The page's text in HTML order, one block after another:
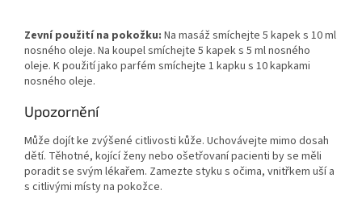
Zevní použití na pokožku: Na masáž smíchejte 5 kapek s 10 ml
nosného oleje. Na koupel smíchejte 5 kapek s 5 ml nosného
oleje. K použití jako parfém smíchejte 1 kapku s 10 kapkami
nosného oleje.
Upozornění
Může dojít ke zvýšené citlivosti kůže. Uchovávejte mimo dosah
dětí. Těhotné, kojící ženy nebo ošetřovaní pacienti by se měli
poradit se svým lékařem. Zamezte styku s očima, vnitřkem uší a
s citlivými místy na pokožce.